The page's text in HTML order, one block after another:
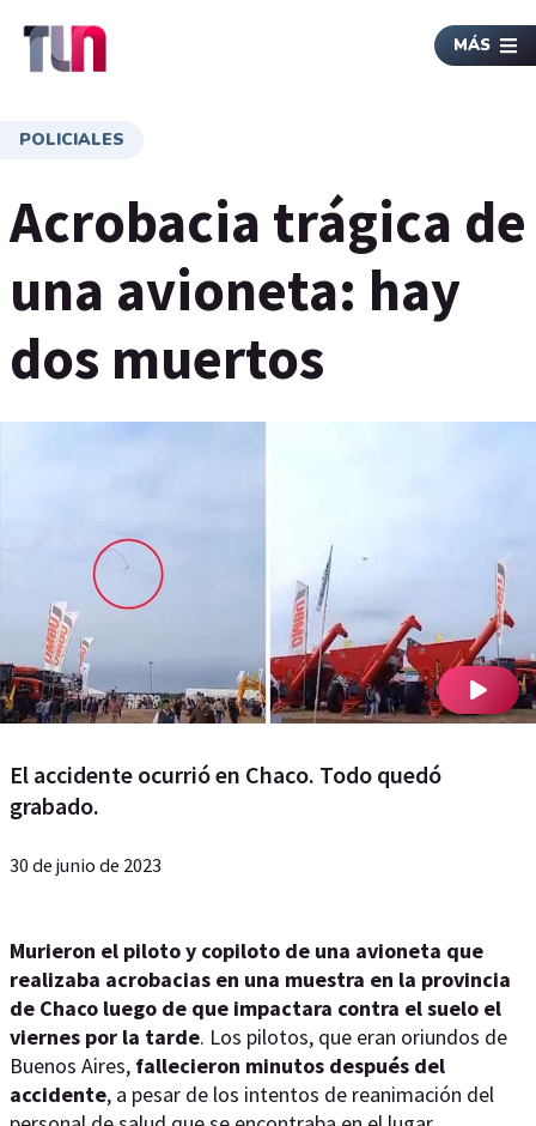
MÁS
POLICIALES
Acrobacia trágica de
una avioneta: hay
dos muertos
El accidente ocurrió en Chaco. Todo quedó
grabado.
30 de junio de 2023
Murieron el piloto y copiloto de una avioneta que
realizaba acrobacias en una muestra en la provincia
de Chaco luego de que impactara contra el suelo el
viernes por la tarde. Los pilotos, que eran oriundos de
Buenos Aires, fallecieron minutos después del
accidente, a pesar de los intentos de reanimación del